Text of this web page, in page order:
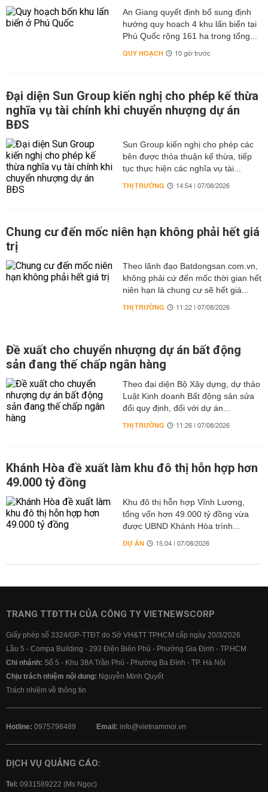
An Giang quyết định bổ sung định
hướng quy hoạch 4 khu lấn biển tại
Phú Quốc rộng 161 ha trong tổng...
QUY HOẠCH 10 giờ trước
Đại diện Sun Group kiến nghị cho phép kế thừa
nghĩa vụ tài chính khi chuyển nhượng dự án
BĐS
Sun Group kiến nghị cho phép các
bên được thỏa thuận kế thừa, tiếp
tục thực hiện các nghĩa vụ tài...
THỊ TRƯỜNG 14:54 | 07/08/2026
Chung cư đến mốc niên hạn không phải hết giá
trị
Theo lãnh đạo Batdongsan.com.vn,
không phải cứ đến mốc thời gian hết
niên hạn là chung cư sẽ hết giá...
THỊ TRƯỜNG 11:22 | 07/08/2026
Đề xuất cho chuyển nhượng dự án bất động
sản đang thế chấp ngân hàng
Theo đại diện Bộ Xây dựng, dự thảo
Luật Kinh doanh Bất động sản sửa
đổi quy định, đối với dự án...
THỊ TRƯỜNG 11:26 | 07/08/2026
Khánh Hòa đề xuất làm khu đô thị hỗn hợp hơn
49.000 tỷ đồng
Khu đô thị hỗn hợp Vĩnh Lương,
tổng vốn hơn 49.000 tỷ đồng vừa
được UBND Khánh Hòa trình...
DỰ ÁN 15:04 | 07/08/2026
TRANG TTĐTTH CỦA CÔNG TY VIETNEWSCORP
Giấy phép số 3324/GP-TTĐT do Sở VH&TT TPHCM cấp ngày 20/3/2026
Lầu 5 - Compa Building - 293 Điện Biên Phủ - Phường Gia Định - TP.HCM
Chi nhánh: Số 5 - Khu 38A Trần Phú - Phường Ba Đình - TP. Hà Nội
Chịu trách nhiệm nội dung: Nguyễn Minh Quyết
Trách nhiệm về thông tin
Hotline: 0975798489 Email: info@vietnammoi.vn
DỊCH VỤ QUẢNG CÁO:
Tel: 0931589222 (Ms Ngọc)